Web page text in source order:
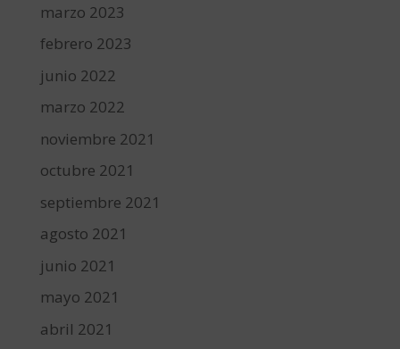
marzo 2023
febrero 2023
junio 2022
marzo 2022
noviembre 2021
octubre 2021
septiembre 2021
agosto 2021
junio 2021
mayo 2021
abril 2021